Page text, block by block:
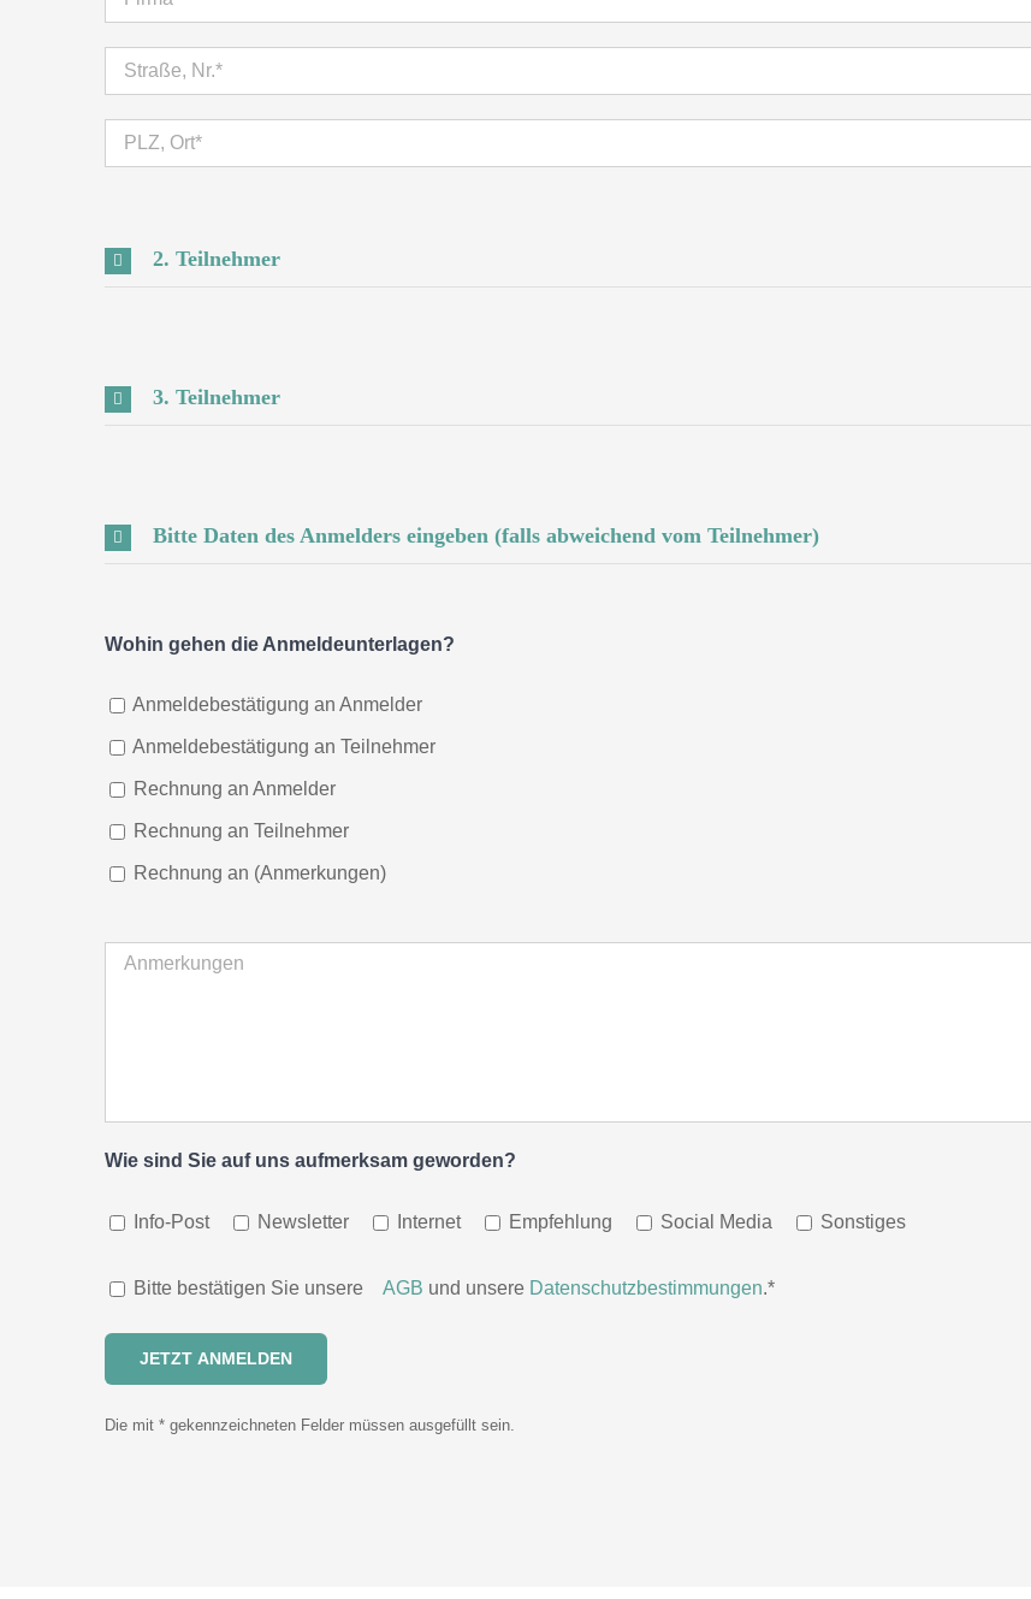
2. Teilnehmer
3. Teilnehmer
Bitte Daten des Anmelders eingeben (falls abweichend vom Teilnehmer)
Wohin gehen die Anmeldeunterlagen?
Anmeldebestätigung an Anmelder
Anmeldebestätigung an Teilnehmer
Rechnung an Anmelder
Rechnung an Teilnehmer
Rechnung an (Anmerkungen)
Wie sind Sie auf uns aufmerksam geworden?
Info-Post Newsletter Internet Empfehlung Social Media Sonstiges
Bitte bestätigen Sie unsere AGB und unsere Datenschutzbestimmungen.*
Die mit * gekennzeichneten Felder müssen ausgefüllt sein.